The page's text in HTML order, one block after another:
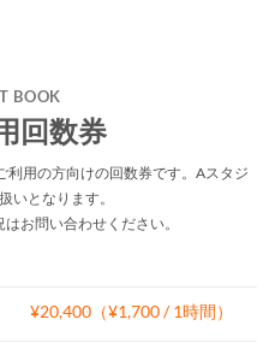
BOOK
回数券
利用の方向けの回数券です。Aスタジ
いとなります。
お問い合わせください。
¥20,400（¥1,700 / 1時間）